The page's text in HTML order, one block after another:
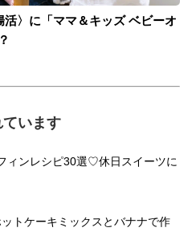
〉に「ママ＆キッズ ベビーオ
います
ィンレシピ30選♡休日スイーツに
トケーキミックスとバナナで作